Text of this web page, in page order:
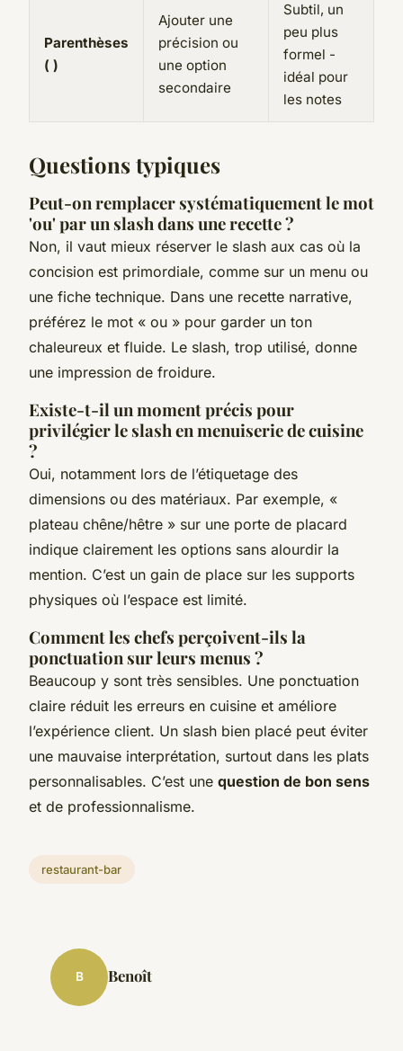
Parenthèses
( )
Ajouter une
précision ou
une option
secondaire
Subtil, un
peu plus
formel -
idéal pour
les notes
Questions typiques
Peut-on remplacer systématiquement le mot
'ou' par un slash dans une recette ?
Non, il vaut mieux réserver le slash aux cas où la
concision est primordiale, comme sur un menu ou
une fiche technique. Dans une recette narrative,
préférez le mot « ou » pour garder un ton
chaleureux et fluide. Le slash, trop utilisé, donne
une impression de froidure.
Existe-t-il un moment précis pour
privilégier le slash en menuiserie de cuisine
?
Oui, notamment lors de l’étiquetage des
dimensions ou des matériaux. Par exemple, «
plateau chêne/hêtre » sur une porte de placard
indique clairement les options sans alourdir la
mention. C’est un gain de place sur les supports
physiques où l’espace est limité.
Comment les chefs perçoivent-ils la
ponctuation sur leurs menus ?
Beaucoup y sont très sensibles. Une ponctuation
claire réduit les erreurs en cuisine et améliore
l’expérience client. Un slash bien placé peut éviter
une mauvaise interprétation, surtout dans les plats
personnalisables. C’est une question de bon sens
et de professionnalisme.
restaurant-bar
B Benoît